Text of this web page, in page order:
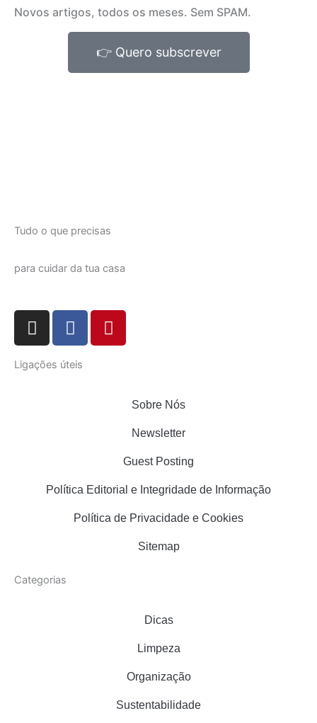
Novos artigos, todos os meses. Sem SPAM.
👉 Quero subscrever
Tudo o que precisas
para cuidar da tua casa
I
n
t
F
a
e
P
i
Ligações úteis
Sobre Nós
Newsletter
Guest Posting
Política Editorial e Integridade de Informação
Política de Privacidade e Cookies
Sitemap
Categorias
Dicas
Limpeza
Organização
Sustentabilidade